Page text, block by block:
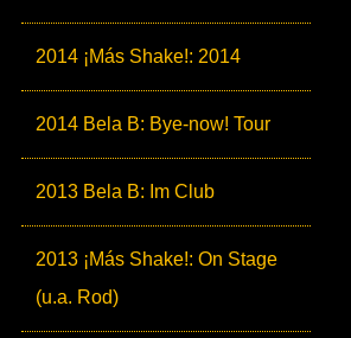
2014 ¡Más Shake!: 2014
2014 Bela B: Bye-now! Tour
2013 Bela B: Im Club
2013 ¡Más Shake!: On Stage
(u.a. Rod)